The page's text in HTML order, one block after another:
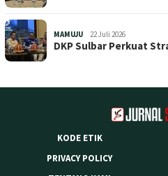
MAMUJU 22 Juli 2026
DKP Sulbar Perkuat
KODE ETIK
PRIVACY POLICY